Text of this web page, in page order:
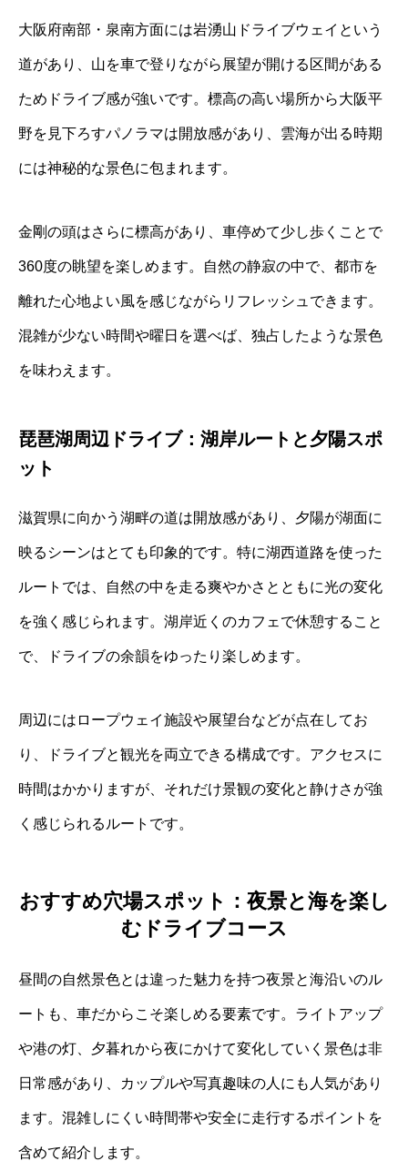
大阪府南部・泉南方面には岩湧山ドライブウェイという
道があり、山を車で登りながら展望が開ける区間がある
ためドライブ感が強いです。標高の高い場所から大阪平
野を見下ろすパノラマは開放感があり、雲海が出る時期
には神秘的な景色に包まれます。
金剛の頭はさらに標高があり、車停めて少し歩くことで
360度の眺望を楽しめます。自然の静寂の中で、都市を
離れた心地よい風を感じながらリフレッシュできます。
混雑が少ない時間や曜日を選べば、独占したような景色
を味わえます。
琵琶湖周辺ドライブ：湖岸ルートと夕陽スポ
ット
滋賀県に向かう湖畔の道は開放感があり、夕陽が湖面に
映るシーンはとても印象的です。特に湖西道路を使った
ルートでは、自然の中を走る爽やかさとともに光の変化
を強く感じられます。湖岸近くのカフェで休憩すること
で、ドライブの余韻をゆったり楽しめます。
周辺にはロープウェイ施設や展望台などが点在してお
り、ドライブと観光を両立できる構成です。アクセスに
時間はかかりますが、それだけ景観の変化と静けさが強
く感じられるルートです。
おすすめ穴場スポット：夜景と海を楽し
むドライブコース
昼間の自然景色とは違った魅力を持つ夜景と海沿いのル
ートも、車だからこそ楽しめる要素です。ライトアップ
や港の灯、夕暮れから夜にかけて変化していく景色は非
日常感があり、カップルや写真趣味の人にも人気があり
ます。混雑しにくい時間帯や安全に走行するポイントを
含めて紹介します。